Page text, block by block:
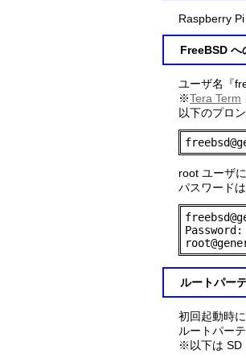
Raspberry
FreeBSD へ
ユーザ名『
※Tera Term
以下のプロ
root ユーザ
パスワード
Password:
ルートパー
初回起動時
ルートパー
※以下は SD